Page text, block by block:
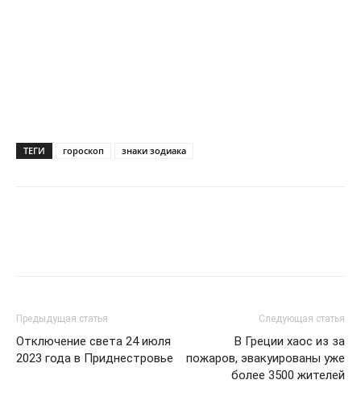
ТЕГИ гороскоп знаки зодиака
Предыдущая статья
Отключение света 24 июля
2023 года в Приднестровье
Следующая статья
В Греции хаос из за
пожаров, эвакуированы уже
более 3500 жителей